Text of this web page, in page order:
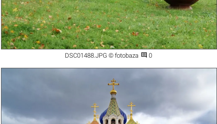
DSC01488.JPG © fotobaza  0